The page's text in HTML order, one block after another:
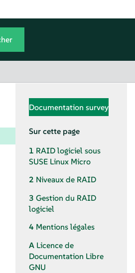
Documentation survey
Sur cette page
1 RAID logiciel sous
SUSE Linux Micro
2 Niveaux de RAID
3 Gestion du RAID
logiciel
4 Mentions légales
A Licence de
Documentation Libre
GNU